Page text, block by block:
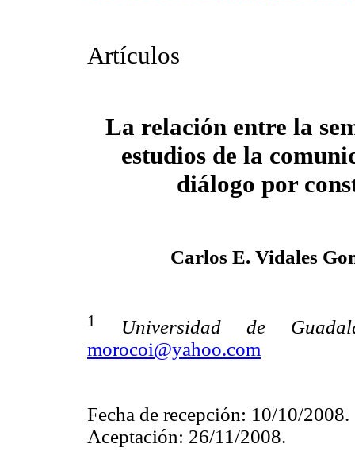
Artículos
La relación entre la
estudios de la
diálogo por
Carlos E. Vidales
1
Universidad de
morocoi@yahoo.com
Fecha de recepción: 10/10/2008.
Aceptación: 26/11/2008.